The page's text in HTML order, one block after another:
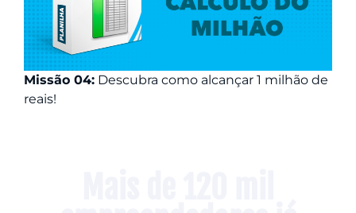
Missão 04: Descubra como alcançar 1 milhão de
reais!